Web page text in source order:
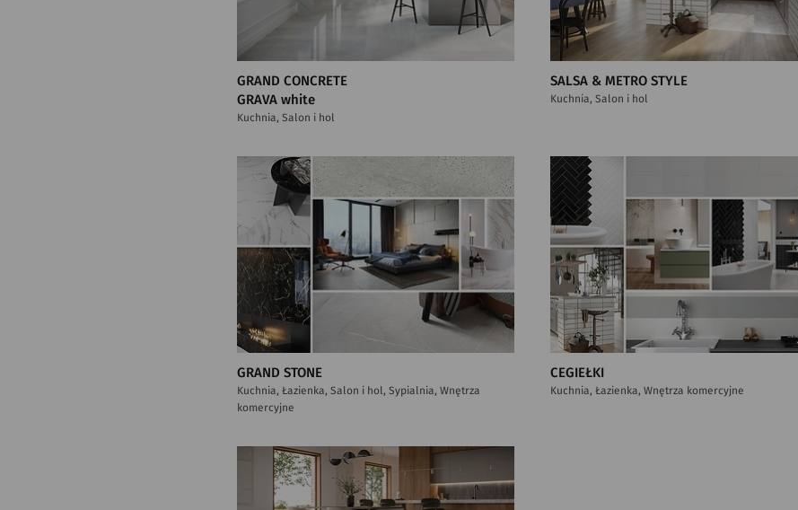
GRAND CONCRETE
GRAVA white
Kuchnia, Salon i hol
SALSA & METRO STYLE
Kuchnia, Salon i hol
GRAND STONE
Kuchnia, Łazienka, Salon i hol, Sypialnia, Wnętrza
komercyjne
CEGIEŁKI
Kuchnia, Łazienka, Wnętrza komercyjne